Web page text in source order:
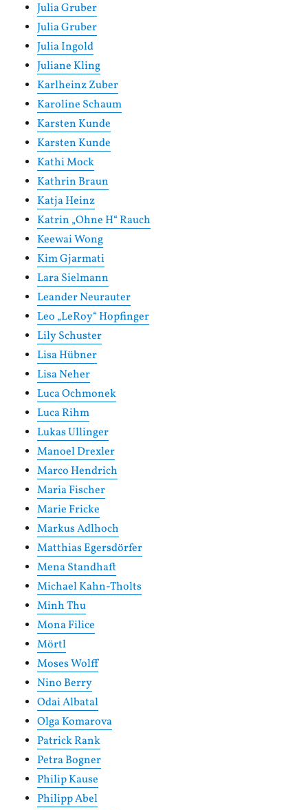
Julia Gruber
Julia Gruber
Julia Ingold
Juliane Kling
Karlheinz Zuber
Karoline Schaum
Karsten Kunde
Karsten Kunde
Kathi Mock
Kathrin Braun
Katja Heinz
Katrin „Ohne H“ Rauch
Keewai Wong
Kim Gjarmati
Lara Sielmann
Leander Neurauter
Leo „LeRoy“ Hopfinger
Lily Schuster
Lisa Hübner
Lisa Neher
Luca Ochmonek
Luca Rihm
Lukas Ullinger
Manoel Drexler
Marco Hendrich
Maria Fischer
Marie Fricke
Markus Adlhoch
Matthias Egersdörfer
Mena Standhaft
Michael Kahn-Tholts
Minh Thu
Mona Filice
Mörtl
Moses Wolff
Nino Berry
Odai Albatal
Olga Komarova
Patrick Rank
Petra Bogner
Philip Kause
Philipp Abel